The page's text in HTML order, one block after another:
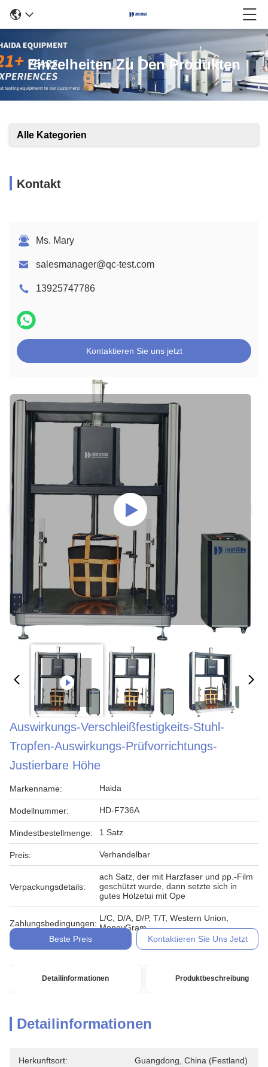
Einzelheiten Zu Den Produkten
Alle Kategorien
Kontakt
Ms. Mary
salesmanager@qc-test.com
13925747786
Kontaktieren Sie uns jetzt
Auswirkungs-Verschleißfestigkeits-Stuhl-
Tropfen-Auswirkungs-Prüfvorrichtungs-
Justierbare Höhe
Markenname: Haida
Modellnummer: HD-F736A
Mindestbestellmenge: 1 Satz
Preis: Verhandelbar
Verpackungsdetails:
ach Satz, der mit Harzfaser und pp.-Film
geschützt wurde, dann setzte sich in
gutes Holzetui mit Ope
Zahlungsbedingungen:
L/C, D/A, D/P, T/T, Western Union,
MoneyGram
Beste Preis
Kontaktieren Sie Uns Jetzt
Detailinformationen Produktbeschreibung
Detailinformationen
Herkunftsort: Guangdong, China (Festland)